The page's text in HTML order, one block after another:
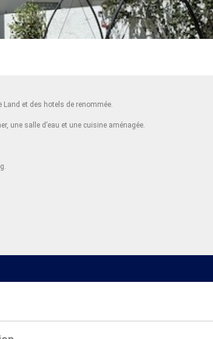
et des hotels de renommée.
une salle d’eau et une cuisine aménagée.